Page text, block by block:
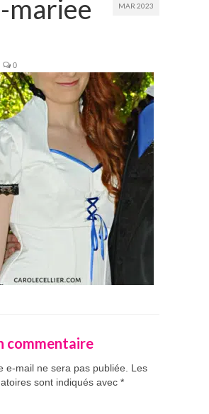
astucieuse
intrépide
MAR 2023
mariee
0
commentaire
e-mail ne sera pas publiée.
Les
sont indiqués avec *